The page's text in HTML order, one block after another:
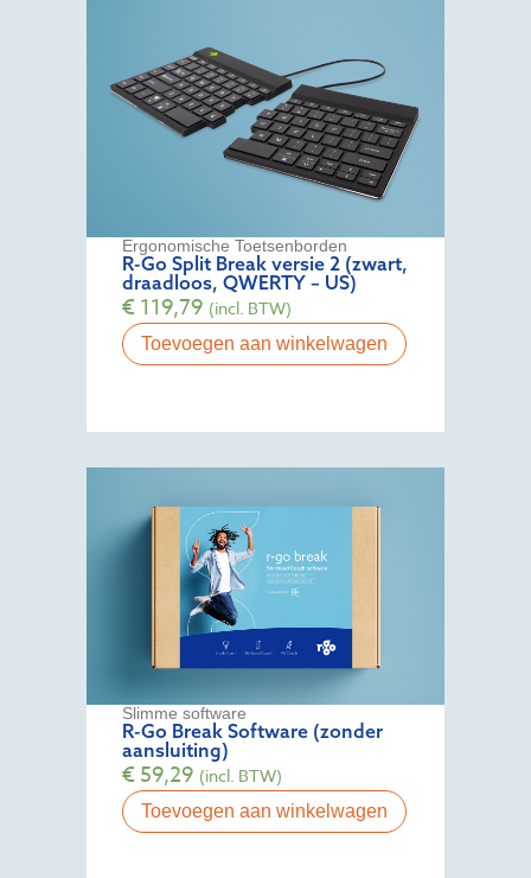
Ergonomische Toetsenborden
R-Go Split Break versie 2 (zwart,
draadloos, QWERTY – US)
€119,79 (incl. BTW)
Toevoegen aan winkelwagen
Slimme software
R-Go Break Software (zonder
aansluiting)
€59,29 (incl. BTW)
Toevoegen aan winkelwagen